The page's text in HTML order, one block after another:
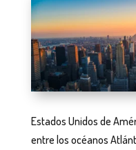
Estados Unidos de
entre los océanos